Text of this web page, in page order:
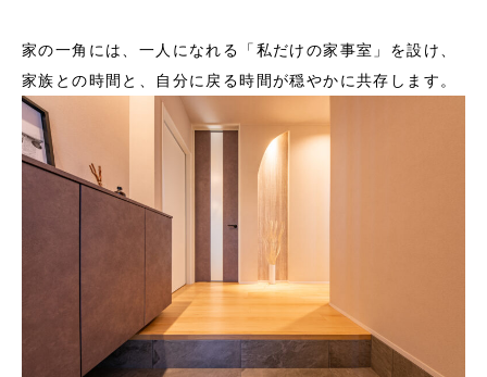
家の一角には、一人になれる「私だけの家事室」を設け、
家族との時間と、自分に戻る時間が穏やかに共存します。